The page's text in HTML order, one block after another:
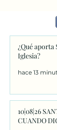
¿Qué aporta
Iglesia?
hace 13
10|08|26 SANTA CLARA:
CUANDO